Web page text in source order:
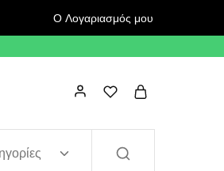
Ο Λογαριασμός μου